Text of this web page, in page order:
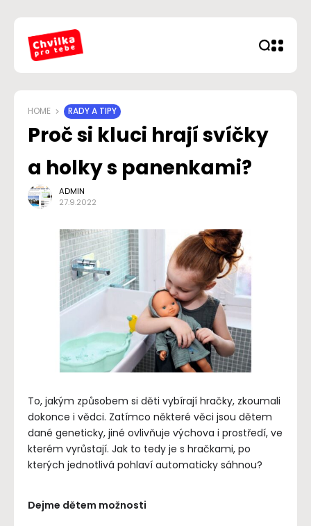
HOME RADY A TIPY
Proč si kluci hrají svíčky
a holky s panenkami?
ADMIN
27.9.2022
To, jakým způsobem si děti vybírají hračky, zkoumali
dokonce i vědci. Zatímco některé věci jsou dětem
dané geneticky, jiné ovlivňuje výchova i prostředí, ve
kterém vyrůstají. Jak to tedy je s hračkami, po
kterých jednotlivá pohlaví automaticky sáhnou?
Dejme dětem možnosti